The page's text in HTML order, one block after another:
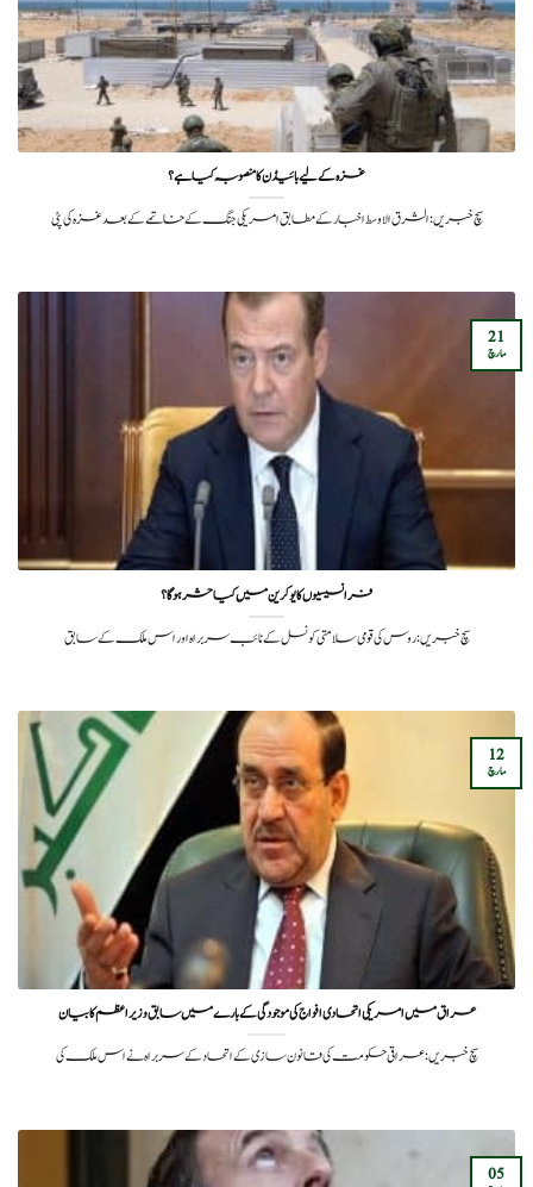
غزہ کے لیے بائیڈن کا منصوبہ کیا ہے؟
سچ خبریں: الشرق الاوسط اخبار کے مطابق امریکی جنگ کے خاتمے کے بعد غزہ کی پٹی
فرانسیسیوں کا یوکرین میں کیا حشر ہوگا؟
سچ خبریں: روس کی قومی سلامتی کونسل کے نائب سربراہ اور اس ملک کے سابق
21
مارچ
عراق میں امریکی اتحادی افواج کی موجودگی کے بارے میں سابق وزیر اعظم کا بیان
سچ خبریں: عراقی حکومت کی قانون سازی کے اتحاد کے سربراہ نے اس ملک کی
12
مارچ
05